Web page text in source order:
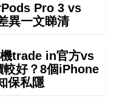
Pro 3 vs
異一文睇清
機trade in官方vs
較好？8個iPhone
保私隱